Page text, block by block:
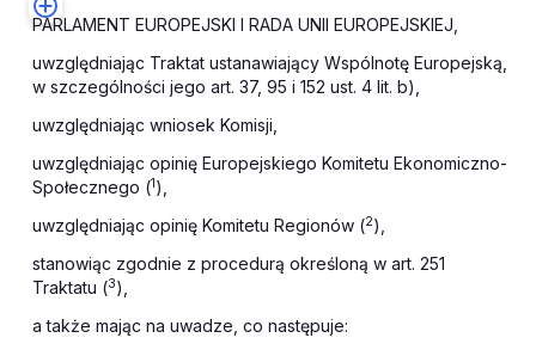
PARLAMENT EUROPEJSKI I RADA UNII EUROPEJSKIEJ,
uwzględniając Traktat ustanawiający Wspólnotę Europejską,
w szczególności jego art. 37, 95 i 152 ust. 4 lit. b),
uwzględniając wniosek Komisji,
uwzględniając opinię Europejskiego Komitetu Ekonomiczno-
Społecznego (1),
uwzględniając opinię Komitetu Regionów (2),
stanowiąc zgodnie z procedurą określoną w art. 251
Traktatu (3),
a także mając na uwadze, co następuje: